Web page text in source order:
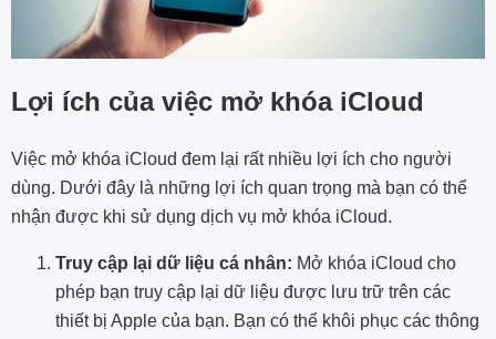
Lợi ích của việc mở khóa iCloud
Việc mở khóa iCloud đem lại rất nhiều lợi ích cho người
dùng. Dưới đây là những lợi ích quan trọng mà bạn có thể
nhận được khi sử dụng dịch vụ mở khóa iCloud.
Truy cập lại dữ liệu cá nhân: Mở khóa iCloud cho
phép bạn truy cập lại dữ liệu được lưu trữ trên các
thiết bị Apple của bạn. Bạn có thể khôi phục các thông